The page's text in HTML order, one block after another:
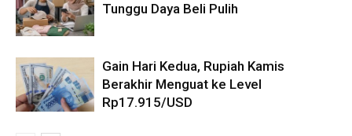
Tunggu Daya Beli Pulih
Gain Hari Kedua, Rupiah Kamis
Berakhir Menguat ke Level
Rp17.915/USD